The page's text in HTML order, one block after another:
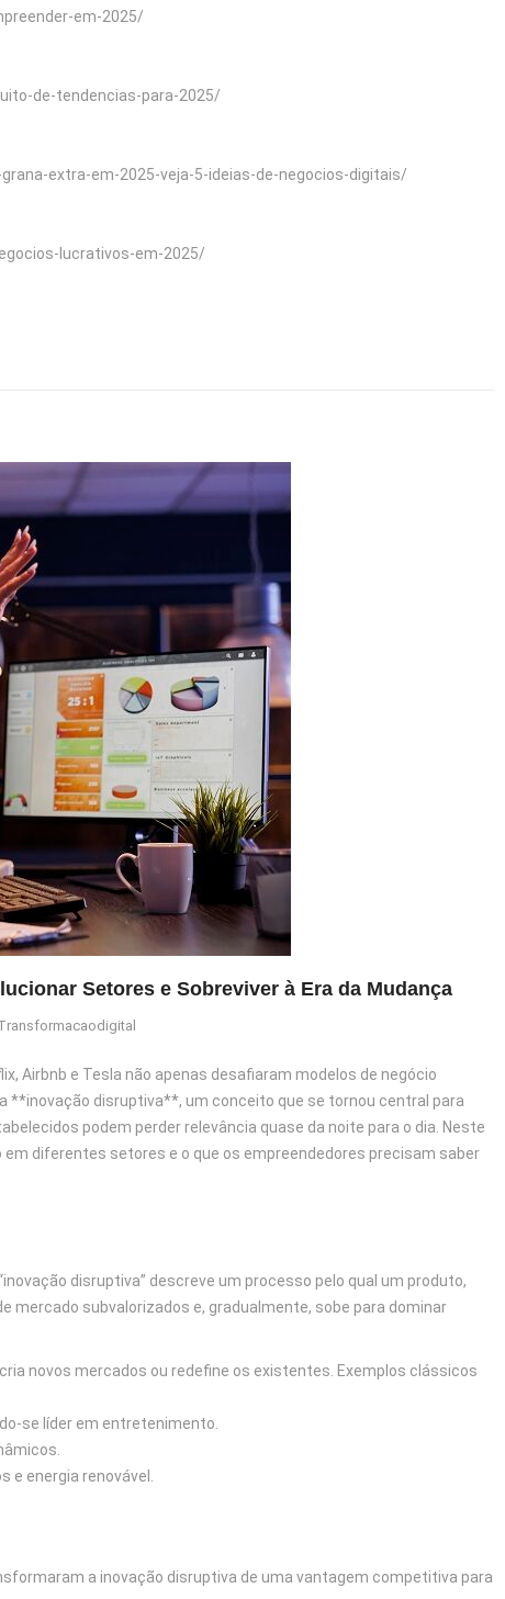
em-2025/
de-tendencias-para-2025/
extra-em-2025-veja-5-ideias-de-negocios-digitais/
lucrativos-em-2025/
Setores e Sobreviver à Era da Mudança
Airbnb e Tesla não apenas desafiaram modelos de negócio
disruptiva**, um conceito que se tornou central para
podem perder relevância quase da noite para o dia. Neste
diferentes setores e o que os empreendedores precisam saber
disruptiva” descreve um processo pelo qual um produto,
mercado subvalorizados e, gradualmente, sobe para dominar
novos mercados ou redefine os existentes. Exemplos clássicos
se líder em entretenimento.
energia renovável.
a inovação disruptiva de uma vantagem competitiva para